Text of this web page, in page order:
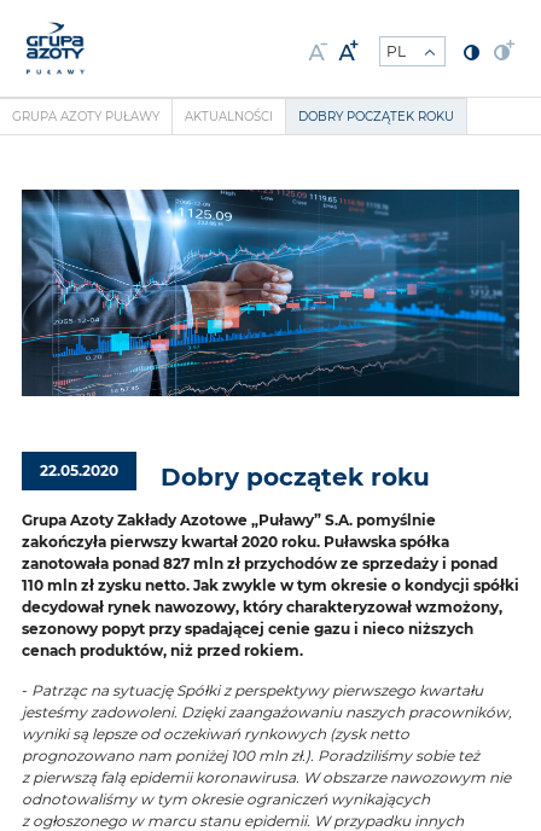
GRUPA AZOTY PUŁAWY AKTUALNOŚCI DOBRY POCZĄTEK ROKU
22.05.2020 Dobry początek roku
Grupa Azoty Zakłady Azotowe „Puławy” S.A. pomyślnie
zakończyła pierwszy kwartał 2020 roku. Puławska spółka
zanotowała ponad 827 mln zł przychodów ze sprzedaży i ponad
110 mln zł zysku netto. Jak zwykle w tym okresie o kondycji spółki
decydował rynek nawozowy, który charakteryzował wzmożony,
sezonowy popyt przy spadającej cenie gazu i nieco niższych
cenach produktów, niż przed rokiem.
- Patrząc na sytuację Spółki z perspektywy pierwszego kwartału
jesteśmy zadowoleni. Dzięki zaangażowaniu naszych pracowników,
wyniki są lepsze od oczekiwań rynkowych (zysk netto
prognozowano nam poniżej 100 mln zł.). Poradziliśmy sobie też
z pierwszą falą epidemii koronawirusa. W obszarze nawozowym nie
odnotowaliśmy w tym okresie ograniczeń wynikających
z ogłoszonego w marcu stanu epidemii. W przypadku innych